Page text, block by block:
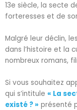
13e siècle, la secte
forteresses et de
Malgré leur déclin,
dans l’histoire et la
nombreux romans,
Si vous souhaitez
qui s’intitule « La
existé ? » présenté